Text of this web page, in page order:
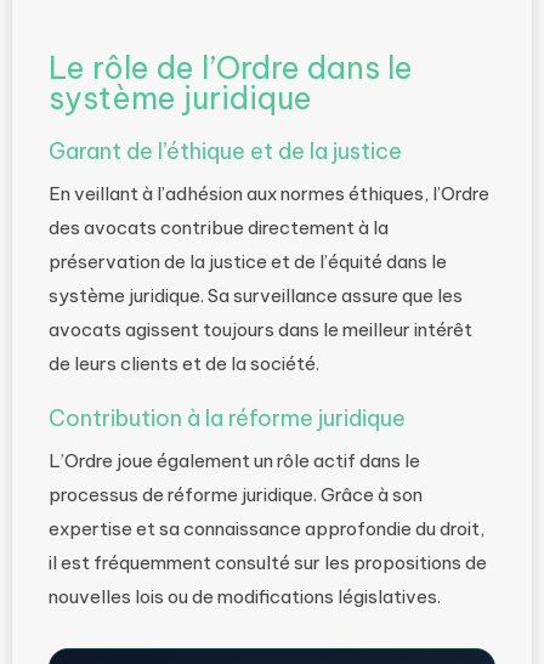
Le rôle de l’Ordre dans le
système juridique
Garant de l’éthique et de la justice
En veillant à l’adhésion aux normes éthiques, l’Ordre
des avocats contribue directement à la
préservation de la justice et de l’équité dans le
système juridique. Sa surveillance assure que les
avocats agissent toujours dans le meilleur intérêt
de leurs clients et de la société.
Contribution à la réforme juridique
L’Ordre joue également un rôle actif dans le
processus de réforme juridique. Grâce à son
expertise et sa connaissance approfondie du droit,
il est fréquemment consulté sur les propositions de
nouvelles lois ou de modifications législatives.